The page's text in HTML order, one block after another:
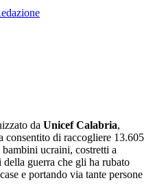
da Unicef Calabria,
consentito di raccogliere 13.605
bambini ucraini, costretti a
guerra che gli ha rubato
e portando via tante persone